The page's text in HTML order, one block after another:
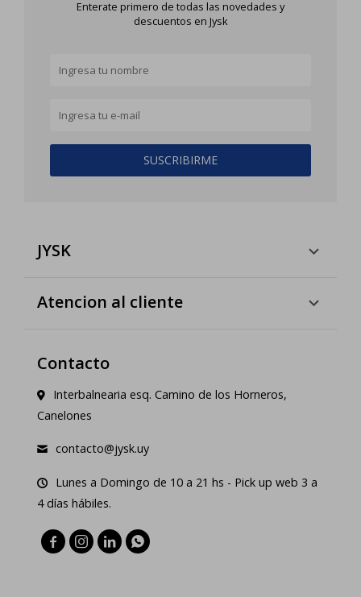
Enterate primero de todas las novedades y
descuentos en Jysk
SUSCRIBIRME
JYSK
Atencion al cliente
Contacto
Interbalnearia esq. Camino de los Horneros,
Canelones
contacto@jysk.uy
Lunes a Domingo de 10 a 21 hs - Pick up web 3 a
4 días hábiles.
   